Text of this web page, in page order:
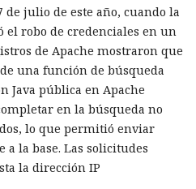
pérdida de popularidad de
Remix, Astro y Gatsby
según el director general
año el número de
los mil millones — casi el
de alrededor de 520 millones.
a Snowflake
detenido el
sentencia en
celda.
julio de este año, cuando la
el robo de credenciales en un
de Apache mostraron que
una función de búsqueda
Java pública en Apache
en la búsqueda no
lo que permitió enviar
a la base. Las solicitudes
la dirección IP